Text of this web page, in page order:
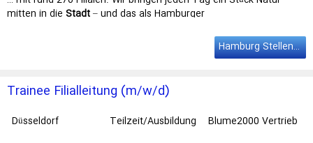
mitten in die Stadt– und das als Hamburger
jeden Tag ein Stück Natur mitten in die Stadt – und das als
Hamburger Traditionsunternehmen schon seit 1974. Du strebst
Hamburg Stellenangebote
Trainee Filialleitung (m/w/d)
Düsseldorf Teilzeit/Ausbildung
Blume2000 Vertrieb